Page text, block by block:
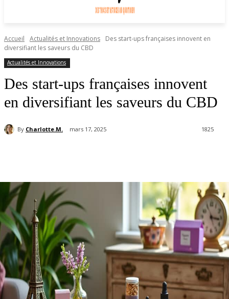
Accueil Actualités et Innovations
Des start-ups françaises innovent en
diversifiant les saveurs du CBD
Actualités et Innovations
Des start-ups françaises innovent
en diversifiant les saveurs du CBD
By Charlotte.M. mars 17, 2025 1825